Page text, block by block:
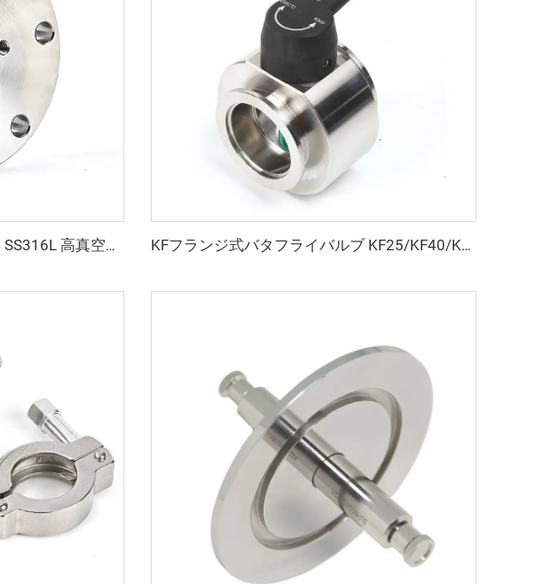
CFゼロ長レデューサー SS304 SS316L 高真空継手 異なるサイズのCFフランジ（両側）ステンレス鋼 通し穴／メトリックネジ CF35xCF16-CF200xCF150 UNCネジ KFフランジ式バタフライバルブ KF25/KF40/KF50 高品質 SS304/SS316L 真空スイベルバルブ プレート FKMシール付き ステンレス鋼製 流量調整式 NW25/NW40/NW50